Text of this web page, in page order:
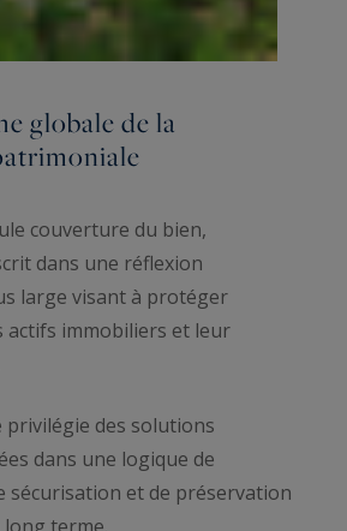
globale de la
couverture du bien,
dans une réflexion
large visant à protéger
actifs immobiliers et leur
des solutions
dans une logique de
sécurisation et de préservation